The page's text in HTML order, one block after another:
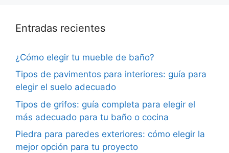
Entradas recientes
¿Cómo elegir tu mueble de baño?
Tipos de pavimentos para interiores: guía para
elegir el suelo adecuado
Tipos de grifos: guía completa para elegir el
más adecuado para tu baño o cocina
Piedra para paredes exteriores: cómo elegir la
mejor opción para tu proyecto